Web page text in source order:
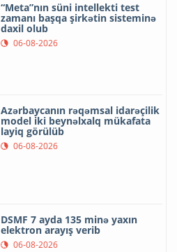
“Meta”nın süni intellekti test
zamanı başqa şirkətin sisteminə
daxil olub
06-08-2026
Azərbaycanın rəqəmsal idarəçilik
model iki beynəlxalq mükafata
layiq görülüb
06-08-2026
DSMF 7 ayda 135 minə yaxın
elektron arayış verib
06-08-2026